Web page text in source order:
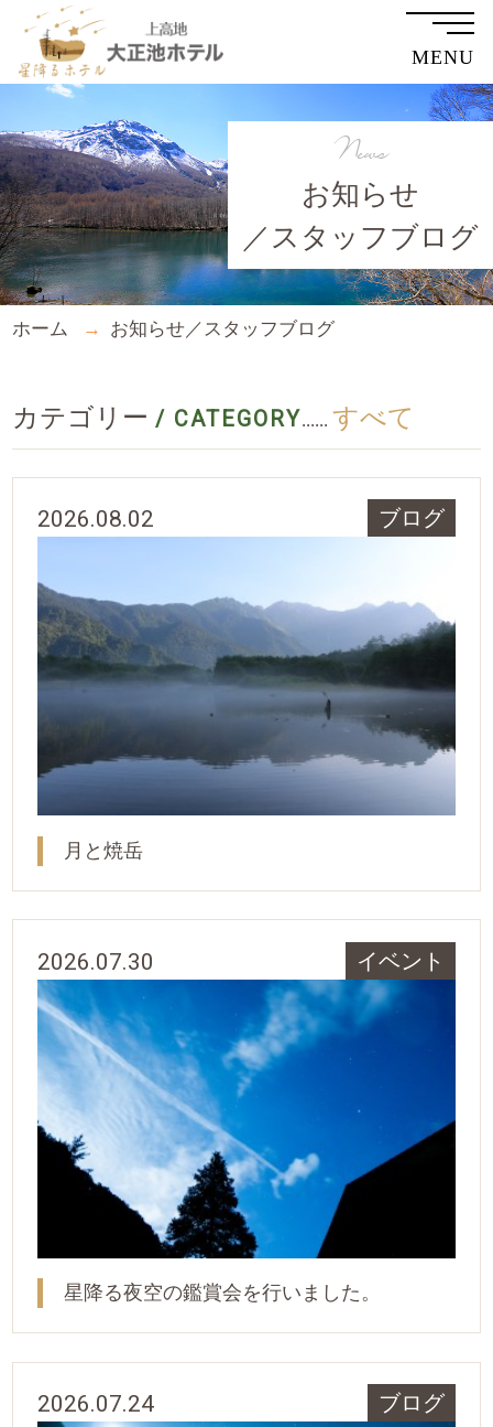
MENU
お知らせ
／スタッフブログ
News
ホーム お知らせ／スタッフブログ
カテゴリー / CATEGORY...... すべて
2026.08.02 ブログ
月と焼岳
2026.07.30 イベント
星降る夜空の鑑賞会を行いました。
2026.07.24 ブログ